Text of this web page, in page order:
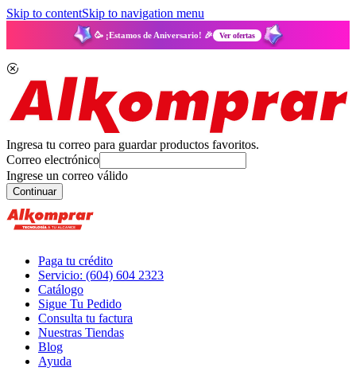
Skip to contentSkip to navigation menu
🥳 ¡Estamos de Aniversario! 🎉 Ver ofertas
Ingresa tu correo para guardar productos favoritos.
Correo electrónico
Ingrese un correo válido
Continuar
Paga tu crédito
Servicio: (604) 604 2323
Catálogo
Sigue Tu Pedido
Consulta tu factura
Nuestras Tiendas
Blog
Ayuda